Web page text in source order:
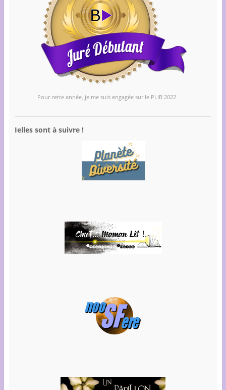
Pour cette année, je me suis engagée sur le PLIB 2022
Ielles sont à suivre !